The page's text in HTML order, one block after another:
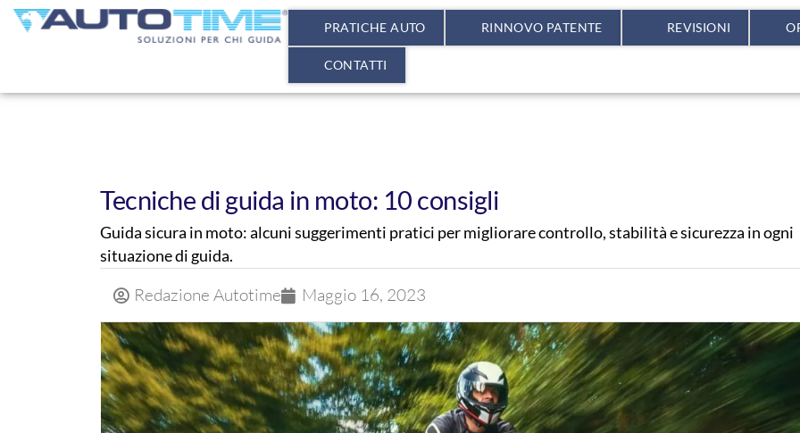
PRATICHE AUTO RINNOVO PATENTE REVISIONI
CONTATTI
Tecniche di guida in moto: 10 consigli
Guida sicura in moto: alcuni suggerimenti pratici per migliorare controllo, stabilità e sicurezza in ogni
situazione di guida.
Redazione Autotime Maggio 16, 2023